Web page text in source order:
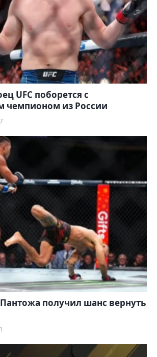
UFC поборется с
чемпионом из России
получил шанс вернуть